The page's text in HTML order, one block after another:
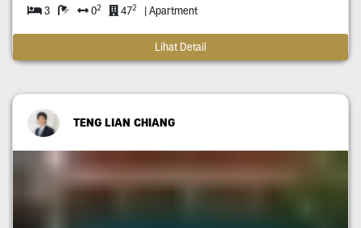
3 02 472 | Apartment
Lihat Detail
TENG LIAN CHIANG